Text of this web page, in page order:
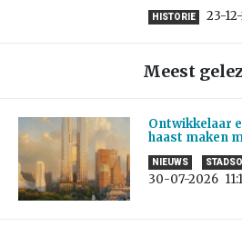
HISTORIE 23-
Meest
Ontwikkelaar
haast maken
NIEUWS
30-07-2026